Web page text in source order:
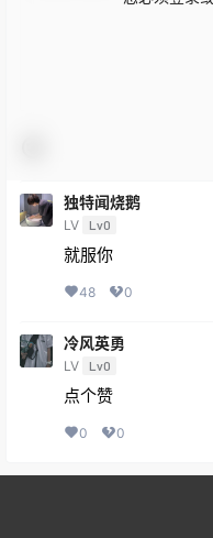
独特闻烧鹅
LV Lv0
就服你
48 0
冷风英勇
LV Lv0
点个赞
0 0